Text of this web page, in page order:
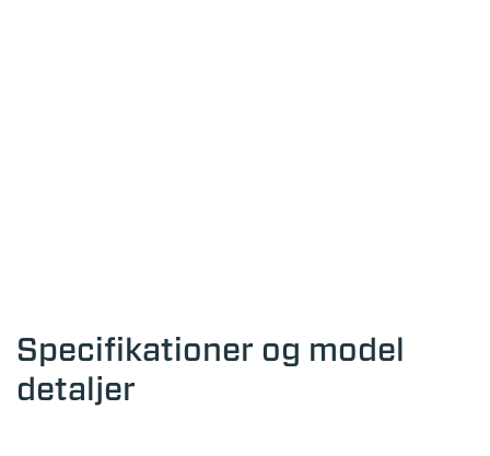
Specifikationer og model
detaljer